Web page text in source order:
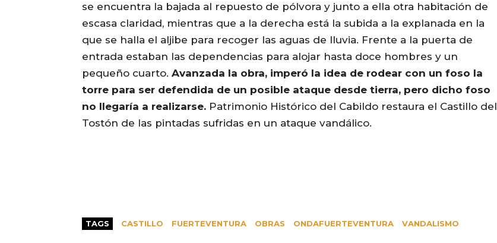
se encuentra la bajada al repuesto de pólvora y junto a ella otra habitación de
escasa claridad, mientras que a la derecha está la subida a la explanada en la
que se halla el aljibe para recoger las aguas de lluvia. Frente a la puerta de
entrada estaban las dependencias para alojar hasta doce hombres y un
pequeño cuarto. Avanzada la obra, imperó la idea de rodear con un foso la
torre para ser defendida de un posible ataque desde tierra, pero dicho foso
no llegaría a realizarse. Patrimonio Histórico del Cabildo restaura el Castillo del
Tostón de las pintadas sufridas en un ataque vandálico.
TAGS CASTILLO FUERTEVENTURA OBRAS ONDAFUERTEVENTURA VANDALISMO